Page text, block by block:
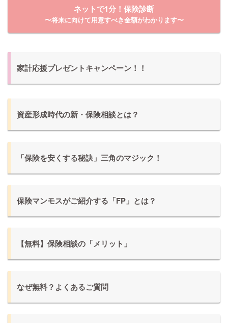
ネットで1分！保険診断
〜将来に向けて用意すべき金額がわかります〜
家計応援プレゼントキャンペーン！！
資産形成時代の新・保険相談とは？
「保険を安くする秘訣」三角のマジック！
保険マンモスがご紹介する「FP」とは？
【無料】保険相談の「メリット」
なぜ無料？よくあるご質問